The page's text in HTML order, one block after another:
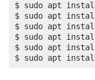
$ sudo apt
$ sudo apt
$ sudo apt
$ sudo apt
$ sudo apt
$ sudo apt